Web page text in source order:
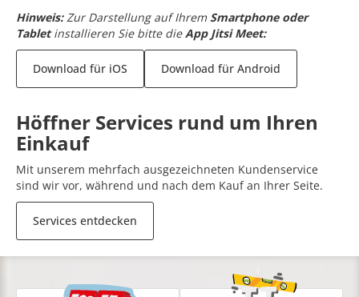
Hinweis: Zur Darstellung auf Ihrem Smartphone oder
Tabletinstallieren Sie bitte dieApp Jitsi Meet:
Download für iOS Download für Android
Höffner Services rund um Ihren
Einkauf
Mit unserem mehrfach ausgezeichneten Kundenservice
sind wir vor, während und nach dem Kauf an Ihrer Seite.
Services entdecken